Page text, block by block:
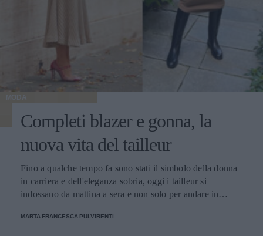
MODA
Completi blazer e gonna, la
nuova vita del tailleur
Fino a qualche tempo fa sono stati il simbolo della donna
in carriera e dell'eleganza sobria, oggi i tailleur si
indossano da mattina a sera e non solo per andare in
MARTA FRANCESCA PULVIRENTI